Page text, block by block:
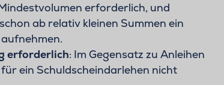
erforderlich, und
ab relativ kleinen Summen ein
erforderlich: Im Gegensatz zu Anleihen
ein Schuldscheindarlehen nicht